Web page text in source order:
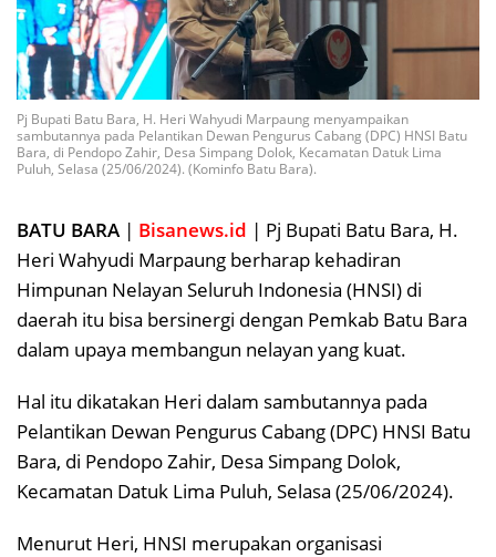
Pj Bupati Batu Bara, H. Heri Wahyudi Marpaung menyampaikan
sambutannya pada Pelantikan Dewan Pengurus Cabang (DPC) HNSI Batu
Bara, di Pendopo Zahir, Desa Simpang Dolok, Kecamatan Datuk Lima
Puluh, Selasa (25/06/2024). (Kominfo Batu Bara).
BATU BARA | Bisanews.id | Pj Bupati Batu Bara, H.
Heri Wahyudi Marpaung berharap kehadiran
Himpunan Nelayan Seluruh Indonesia (HNSI) di
daerah itu bisa bersinergi dengan Pemkab Batu Bara
dalam upaya membangun nelayan yang kuat.
Hal itu dikatakan Heri dalam sambutannya pada
Pelantikan Dewan Pengurus Cabang (DPC) HNSI Batu
Bara, di Pendopo Zahir, Desa Simpang Dolok,
Kecamatan Datuk Lima Puluh, Selasa (25/06/2024).
Menurut Heri, HNSI merupakan organisasi